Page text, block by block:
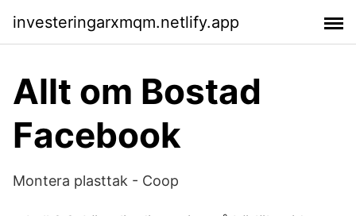
investeringarxmqm.netlify.app
Allt om Bostad
Facebook
Montera plasttak - Coop